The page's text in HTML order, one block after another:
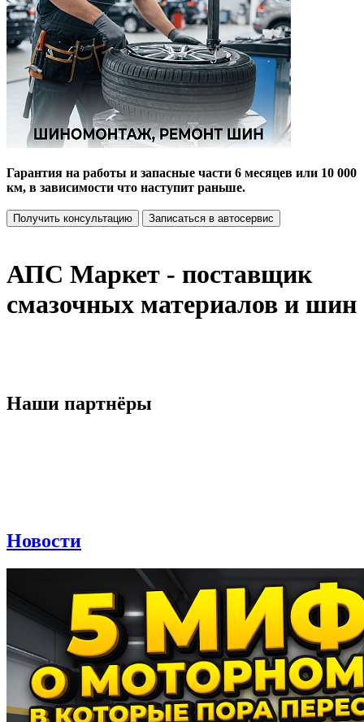
Гарантия на работы и запасные части 6 месяцев или 10 000
км, в зависимости что наступит раньше.
Получить консультацию Записаться в автосервис
АПС Маркет - поставщик
смазочных материалов и шин
Наши партнёры
Новости